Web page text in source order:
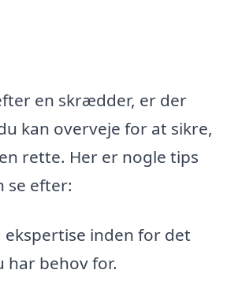
en skrædder, er der
kan overveje for at sikre,
rette. Her er nogle tips
se efter:
ekspertise inden for det
har behov for.